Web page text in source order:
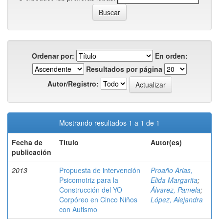
Ordenar por:
En orden:
Resultados por página
Autor/Registro:
Mostrando resultados 1 a 1 de 1
Fecha de
publicación
Título Autor(es)
2013
Propuesta de intervención
Psicomotriz para la
Construcción del YO
Corpóreo en Cinco Niños
con Autismo
Proaño Arias,
Elida Margarita;
Álvarez, Pamela;
López, Alejandra